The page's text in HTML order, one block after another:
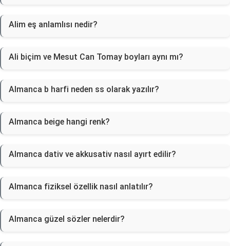
Alim eş anlamlısı nedir?
Ali biçim ve Mesut Can Tomay boyları aynı mı?
Almanca b harfi neden ss olarak yazılır?
Almanca beige hangi renk?
Almanca dativ ve akkusativ nasıl ayırt edilir?
Almanca fiziksel özellik nasıl anlatılır?
Almanca güzel sözler nelerdir?